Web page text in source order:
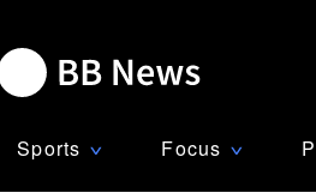
Sports ∨ Focus ∨